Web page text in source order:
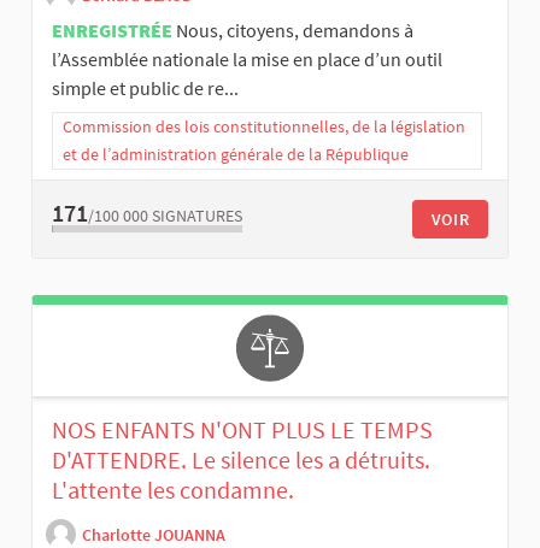
ENREGISTRÉE Nous, citoyens, demandons à
l’Assemblée nationale la mise en place d’un outil
simple et public de re...
Commission des lois constitutionnelles, de la législation
et de l’administration générale de la République
171/100 000 SIGNATURES VOIR
NOS ENFANTS N'ONT PLUS LE TEMPS
D'ATTENDRE. Le silence les a détruits.
L'attente les condamne.
Charlotte JOUANNA